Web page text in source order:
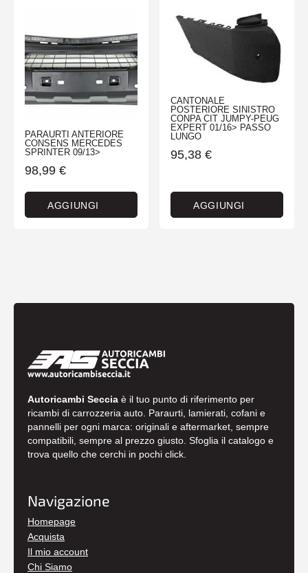
PARAURTI ANTERIORE
CONSENS MERCEDES
SPRINTER 09/13>
98,99 €
AGGIUNGI
CANTONALE
POSTERIORE SINISTRO
CONPA CIT JUMPY-PEUG
EXPERT 01/16> PASSO
LUNGO
95,38 €
AGGIUNGI
Autoricambi Seccia è il tuo punto di riferimento per
ricambi di carrozzeria auto. Paraurti, lamierati, cofani e
pannelli per ogni marca: originali e aftermarket, sempre
compatibili, sempre al prezzo giusto. Sfoglia il catalogo e
trova quello che cerchi in pochi click.
Navigazione
Homepage
Acquista
Il mio account
Chi Siamo